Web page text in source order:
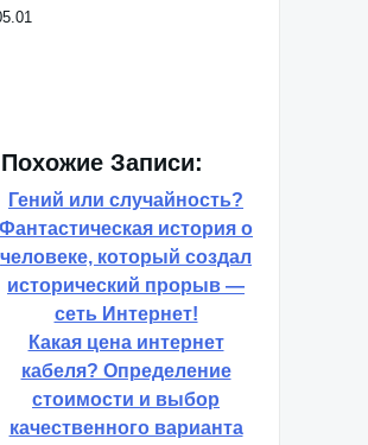
Похожие Записи:
Гений или случайность?
Фантастическая история о
человеке, который создал
исторический прорыв —
сеть Интернет!
Какая цена интернет
кабеля? Определение
стоимости и выбор
качественного варианта